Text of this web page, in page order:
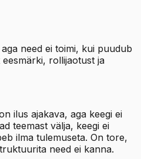
need ei toimi, kui puudub
rollijaotust ja
ilus ajakava, aga keegi ei
teemast välja, keegi ei
ilma tulemuseta. On tore,
need ei kanna.